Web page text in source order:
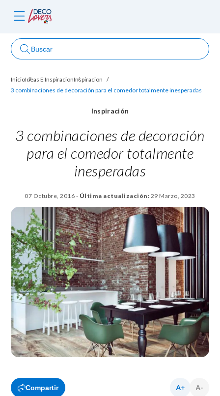
Buscar
InicioIdeas E InspiracionInspiracion
3 combinaciones de decoración para el comedor totalmente inesperadas
Inspiración
3 combinaciones de decoración
para el comedor totalmente
inesperadas
07 Octubre, 2016 - Última actualización: 29 Marzo, 2023
Compartir